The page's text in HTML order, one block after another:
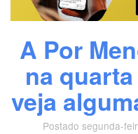
A Por
na
veja
Postado segunda-